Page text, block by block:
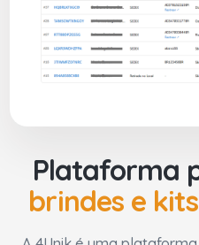
Plataforma
brindes e